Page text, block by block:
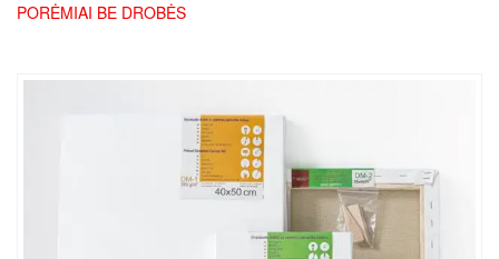
PORĖMIAI BE DROBĖS